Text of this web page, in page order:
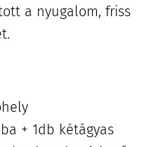
a nyugalom, friss
+ 1db kétágyas